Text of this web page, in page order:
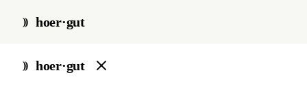
hoer·gut
hoer·gut
start / akustiker / stassfurt